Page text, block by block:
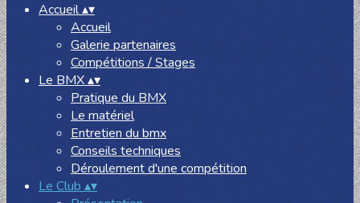
Accueil▴▾
Accueil
Galerie partenaires
Compétitions / Stages
Le BMX▴▾
Pratique du BMX
Le matériel
Entretien du bmx
Conseils techniques
Déroulement d'une compétition
Le Club▴▾